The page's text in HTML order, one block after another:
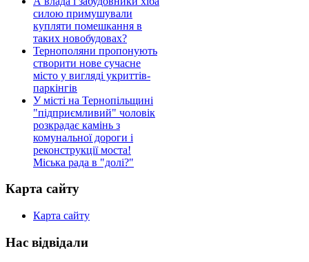
силою примушували
купляти помешкання в
таких новобудовах?
Тернополяни пропонують
створити нове сучасне
місто у вигляді укриттів-
паркінгів
У місті на Тернопільщині
"підприємливий" чоловік
розкрадає камінь з
комунальної дороги і
реконструкції моста!
Міська рада в "долі?"
Карта сайту
Карта сайту
Нас відвідали